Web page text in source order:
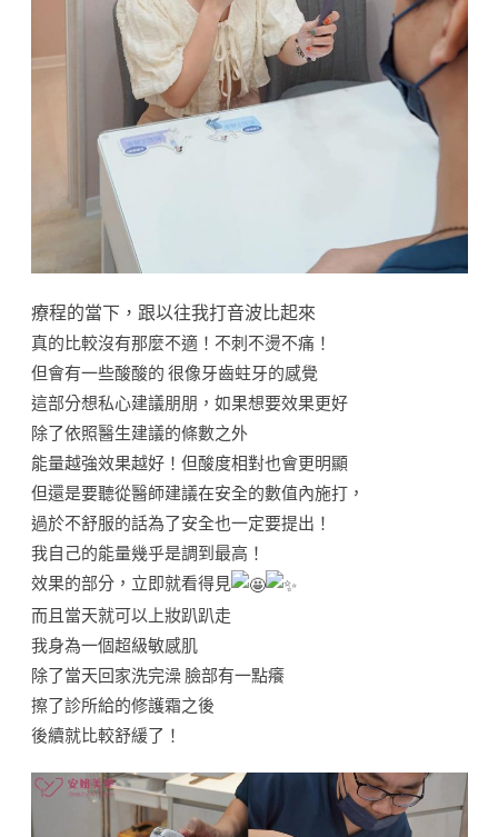
療程的當下，跟以往我打音波比起來
真的比較沒有那麼不適！不刺不燙不痛！
但會有一些酸酸的 很像牙齒蛀牙的感覺
這部分想私心建議朋朋，如果想要效果更好
除了依照醫生建議的條數之外
能量越強效果越好！但酸度相對也會更明顯
但還是要聽從醫師建議在安全的數值內施打，
過於不舒服的話為了安全也一定要提出！
我自己的能量幾乎是調到最高！
效果的部分，立即就看得見
而且當天就可以上妝趴趴走
我身為一個超級敏感肌
除了當天回家洗完澡 臉部有一點癢
擦了診所給的修護霜之後
後續就比較舒緩了！